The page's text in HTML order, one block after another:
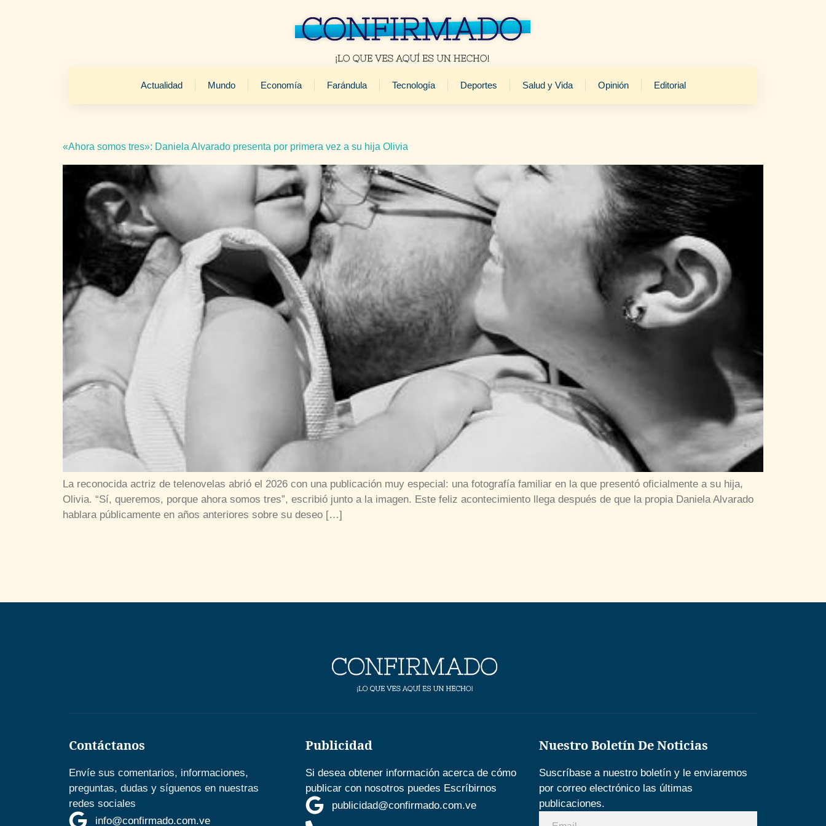
Actualidad Mundo Economía Farándula Tecnología Deportes Salud y Vida Opinión Editorial
«Ahora somos tres»: Daniela Alvarado presenta por primera vez a su hija Olivia
La reconocida actriz de telenovelas abrió el 2026 con una publicación muy especial: una fotografía familiar en la que presentó oficialmente a su hija,
Olivia. “Sí, queremos, porque ahora somos tres”, escribió junto a la imagen. Este feliz acontecimiento llega después de que la propia Daniela Alvarado
hablara públicamente en años anteriores sobre su deseo […]
Contáctanos
Envíe sus comentarios, informaciones,
preguntas, dudas y síguenos en nuestras
redes sociales
info@confirmado.com.ve
Publicidad
Si desea obtener información acerca de cómo
publicar con nosotros puedes Escríbirnos
publicidad@confirmado.com.ve
Nuestro Boletín De Noticias
Suscríbase a nuestro boletín y le enviaremos
por correo electrónico las últimas
publicaciones.